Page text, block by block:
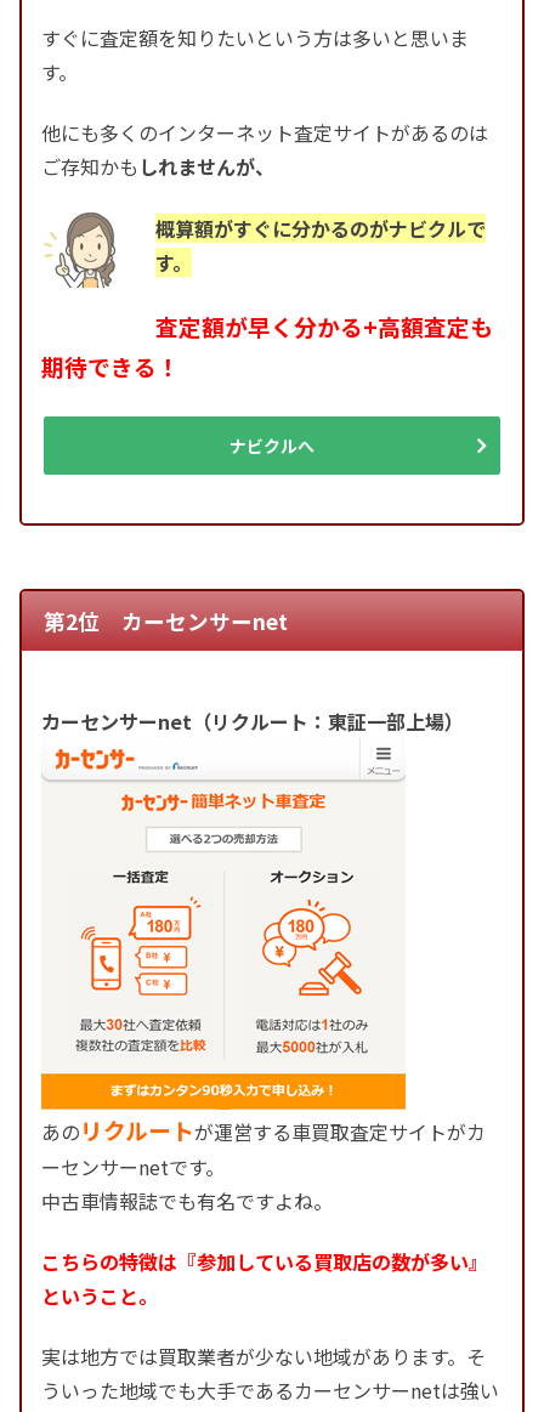
すぐに査定額を知りたいという方は多いと思いま
す。
他にも多くのインターネット査定サイトがあるのは
ご存知かも しれませんが、
概算額がすぐに分かるのがナビクルで
す。
査定額が早く分かる+高額査定も
期待できる！
ナビクルへ
第2位 カーセンサーnet
カーセンサーnet（リクルート：東証一部上場）
あのリクルートが運営する車買取査定サイトがカ
ーセンサーnetです。
中古車情報誌でも有名ですよね。
こちらの特徴は『参加している買取店の数が多い』
ということ。
実は地方では買取業者が少ない地域があります。そ
ういった地域でも大手であるカーセンサーnetは強い